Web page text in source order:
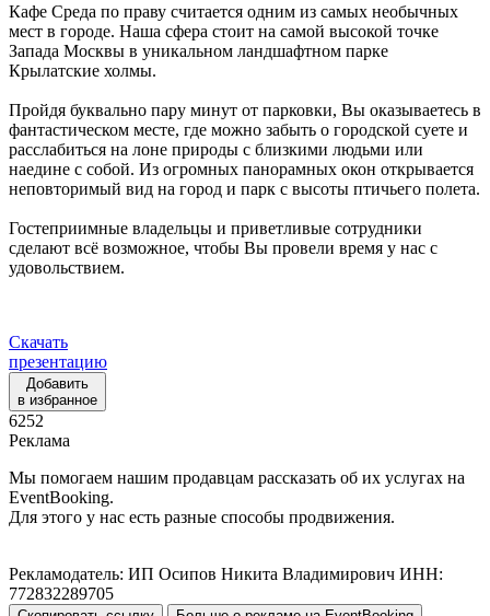
Кафе Среда по праву считается одним из самых необычных
мест в городе. Наша сфера стоит на самой высокой точке
Запада Москвы в уникальном ландшафтном парке
Крылатские холмы.
Пройдя буквально пару минут от парковки, Вы оказываетесь в
фантастическом месте, где можно забыть о городской суете и
расслабиться на лоне природы с близкими людьми или
наедине с собой. Из огромных панорамных окон открывается
неповторимый вид на город и парк с высоты птичьего полета.
Гостеприимные владельцы и приветливые сотрудники
сделают всё возможное, чтобы Вы провели время у нас с
удовольствием.
Скачать
презентацию
Добавить
в избранное
6252
Реклама
Мы помогаем нашим продавцам рассказать об их услугах на
EventBooking.
Для этого у нас есть разные способы продвижения.
Рекламодатель: ИП Осипов Никита Владимирович ИНН:
772832289705